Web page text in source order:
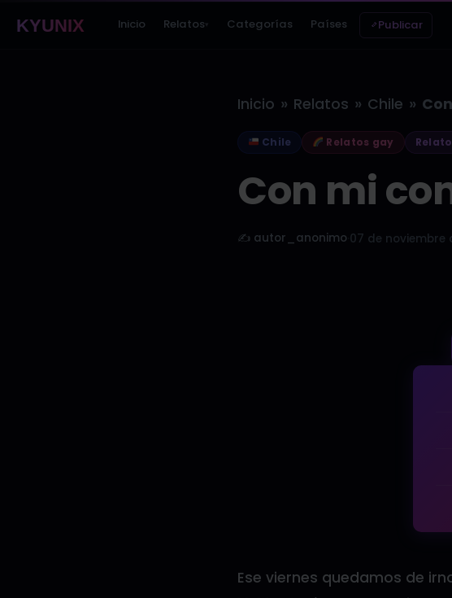
KYUNIX Inicio Relatos▾ Categorías Países Publicar
Inicio » Relatos » Chile »
Chile Relatos gay
Con mi
✍️ autor_anonimo 07 de noviembre
Ese viernes quedamos de